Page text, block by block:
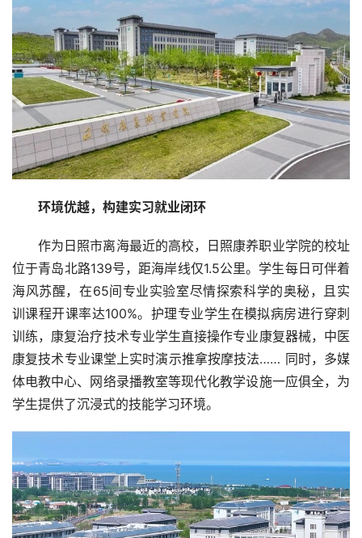
环境优越，构建实习就业闭环
作为日照市离海最近的高校，日照康养职业学院的校址
位于青岛北路139号，距海岸线仅1.5公里。学生每日可伴着
海风苏醒，在65间专业实验室尽情探索科学的奥秘，且实
训课程开课率达100%。护理专业学生在模拟病房进行穿刺
训练，康复治疗技术专业学生直接操作专业康复器械，中医
康复技术专业课堂上实时演示推拿按摩技法…… 同时，多媒
体电教中心、网络录播教室等现代化教学设施一应俱全，为
学生提供了沉浸式的技能学习环境。